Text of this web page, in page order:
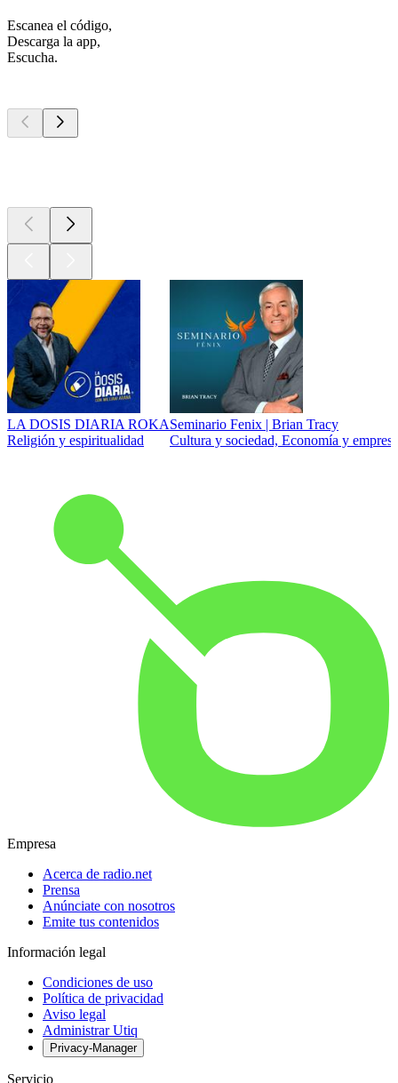
Escanea el código,
Descarga la app,
Escucha.
LA DOSIS DIARIA ROKA
Religión y espiritualidad
Seminario Fenix | Brian Tracy
Cultura y sociedad, Economía y
Empresa
Acerca de radio.net
Prensa
Anúnciate con nosotros
Emite tus contenidos
Información legal
Condiciones de uso
Política de privacidad
Aviso legal
Administrar Utiq
Privacy-Manager
Servicio